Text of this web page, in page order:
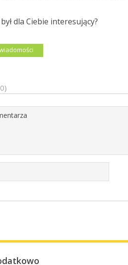
dla Ciebie interesujący?